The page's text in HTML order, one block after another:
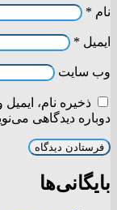
نام *
ایمیل *
وب‌ سایت
ذخیره نام،
دوباره دیدگاهی
بایگانی‌ها